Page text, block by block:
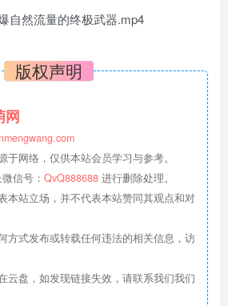
自然流量的终极武器.mp4
版权声明
网
于网络，仅供本站会员学习与参考。
信号： QvQ888688 进行删除处理。
本站立场，并不代表本站赞同其观点和对
方式发布或转载任何违法的相关信息，访
云盘，如发现链接失效，请联系我们我们